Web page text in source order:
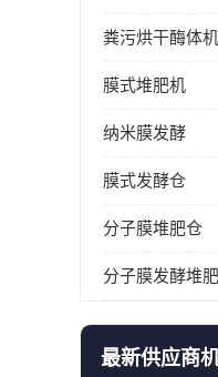
粪污烘干酶体机
膜式堆肥机
纳米膜发酵
膜式发酵仓
分子膜堆肥仓
分子膜发酵堆
最新供应商